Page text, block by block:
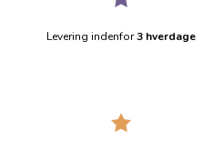
Levering indenfor3 hverdage